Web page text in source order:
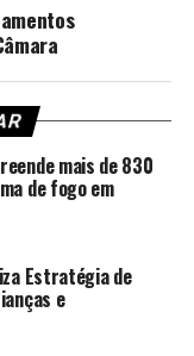
mais de 830
de fogo em
Estratégia de
e